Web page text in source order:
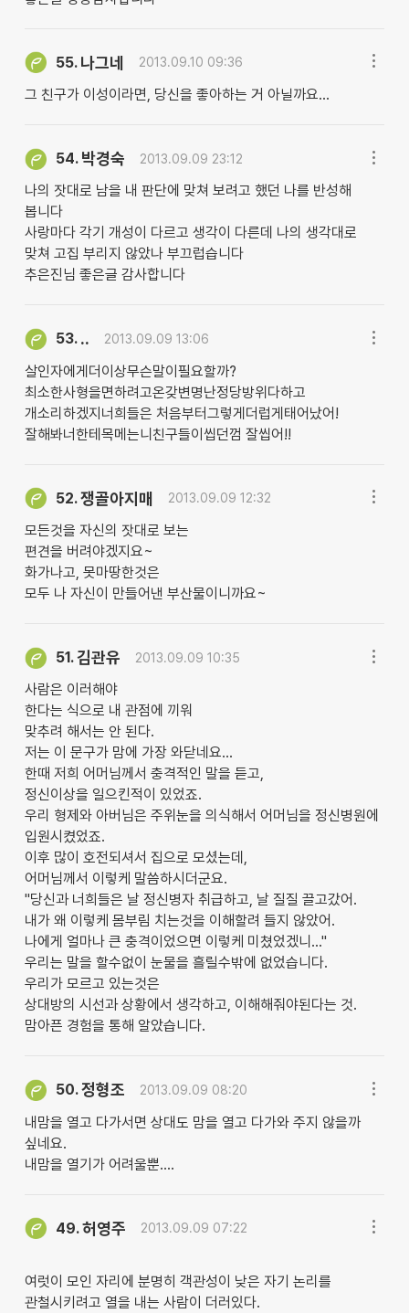
55. 나그네 2013.09.10 09:36
그 친구가 이성이라면, 당신을 좋아하는 거 아닐까요...
54. 박경숙 2013.09.09 23:12
나의 잣대로 남을 내 판단에 맞쳐 보려고 했던 나를 반성해
봅니다
사랑마다 각기 개성이 다르고 생각이 다른데 나의 생각대로
맞쳐 고집 부리지 않았나 부끄럽습니다
추은진님 좋은글 감사합니다
53. .. 2013.09.09 13:06
살인자에게더이상무슨말이필요할까?
최소한사형을면하려고온갖변명난정당방위다하고
개소리하겠지너희들은 처음부터그렇게더럽게태어났어!
잘해봐너한테목메는니친구들이씹던껌 잘씹어!!
52.쟁골아지매 2013.09.09 12:32
모든것을 자신의 잣대로 보는
편견을 버려야겠지요~
화가나고, 못마땅한것은
모두 나 자신이 만들어낸 부산물이니까요~
51.김관유 2013.09.09 10:35
사람은 이러해야
한다는 식으로 내 관점에 끼워
맞추려 해서는 안 된다.
저는 이 문구가 맘에 가장 와닫네요...
한때 저희 어머님께서 충격적인 말을 듣고,
정신이상을 일으킨적이 있었죠.
우리 형제와 아버님은 주위눈을 의식해서 어머님을 정신병원에
입원시켰었죠.
이후 많이 호전되셔서 집으로 모셨는데,
어머님께서 이렇케 말씀하시더군요.
"당신과 너희들은 날 정신병자 취급하고, 날 질질 끌고갔어.
내가 왜 이렇케 몸부림 치는것을 이해할려 들지 않았어.
나에게 얼마나 큰 충격이었으면 이렇케 미쳤었겠니..."
우리는 말을 할수없이 눈물을 흘릴수밖에 없었습니다.
우리가 모르고 있는것은
상대방의 시선과 상황에서 생각하고, 이해해줘야된다는 것.
맘아픈 경험을 통해 알았습니다.
50.정형조 2013.09.09 08:20
내맘을 열고 다가서면 상대도 맘을 열고 다가와 주지 않을까
싶네요.
내맘을 열기가 어려울뿐....
49.허영주 2013.09.09 07:22
여럿이 모인 자리에 분명히 객관성이 낮은 자기 논리를
관철시키려고 열을 내는 사람이 더러있다.